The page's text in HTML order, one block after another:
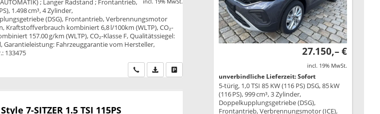
; Langer Radstand ; Frontantrieb,
1.498 cm³, 4 Zylinder,
(DSG), Frontantrieb, Verbrennungsmotor
Kraftstoffverbrauch kombiniert 6,8 l/100km (WLTP), CO₂-
157.00 g/km (WLTP), CO₂-Klasse F, Qualitätssiegel:
Garantieleistung: Fahrzeuggarantie vom Hersteller,
133475
Wir rufen Sie anPDF-Datei, Fahrzeugexposé drucken
Style 7-SITZER 1.5 TSI 115PS
27.150,– €
incl. 19% MwSt.
unverbindliche Lieferzeit: Sofort
5-türig, 1,0 TSI 85 KW (116 PS) DSG, 85 kW
(116 PS), 999 cm³, 3 Zylinder,
Doppelkupplungsgetriebe (DSG),
Frontantrieb, Verbrennungsmotor (ICE),